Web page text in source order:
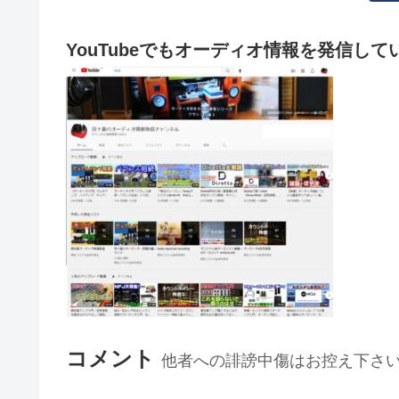
YouTubeでもオーディオ情報を発信して
コメント 他者への誹謗中傷はお控え下さ